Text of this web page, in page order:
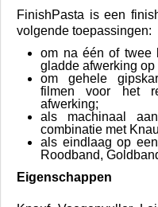
FinishPasta is een
volgende toepassingen:
om na één of twee
gladde afwerking
om gehele
filmen voor het
afwerking;
als machinaal
combinatie met
als eindlaag op
Roodband,
Eigenschappen